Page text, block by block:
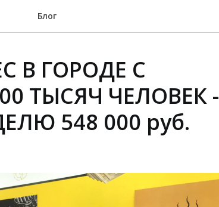
Блог
В ГОРОДЕ С
ТЫСЯЧ ЧЕЛОВЕК -
548 000 руб.